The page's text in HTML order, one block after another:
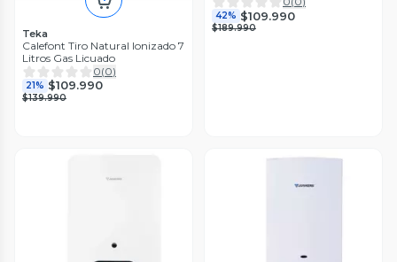
Teka
Calefont Tiro Natural Ionizado 7
Litros Gas Licuado
0(0)
21% $109.990
$139.990
42% $109.990
$189.990